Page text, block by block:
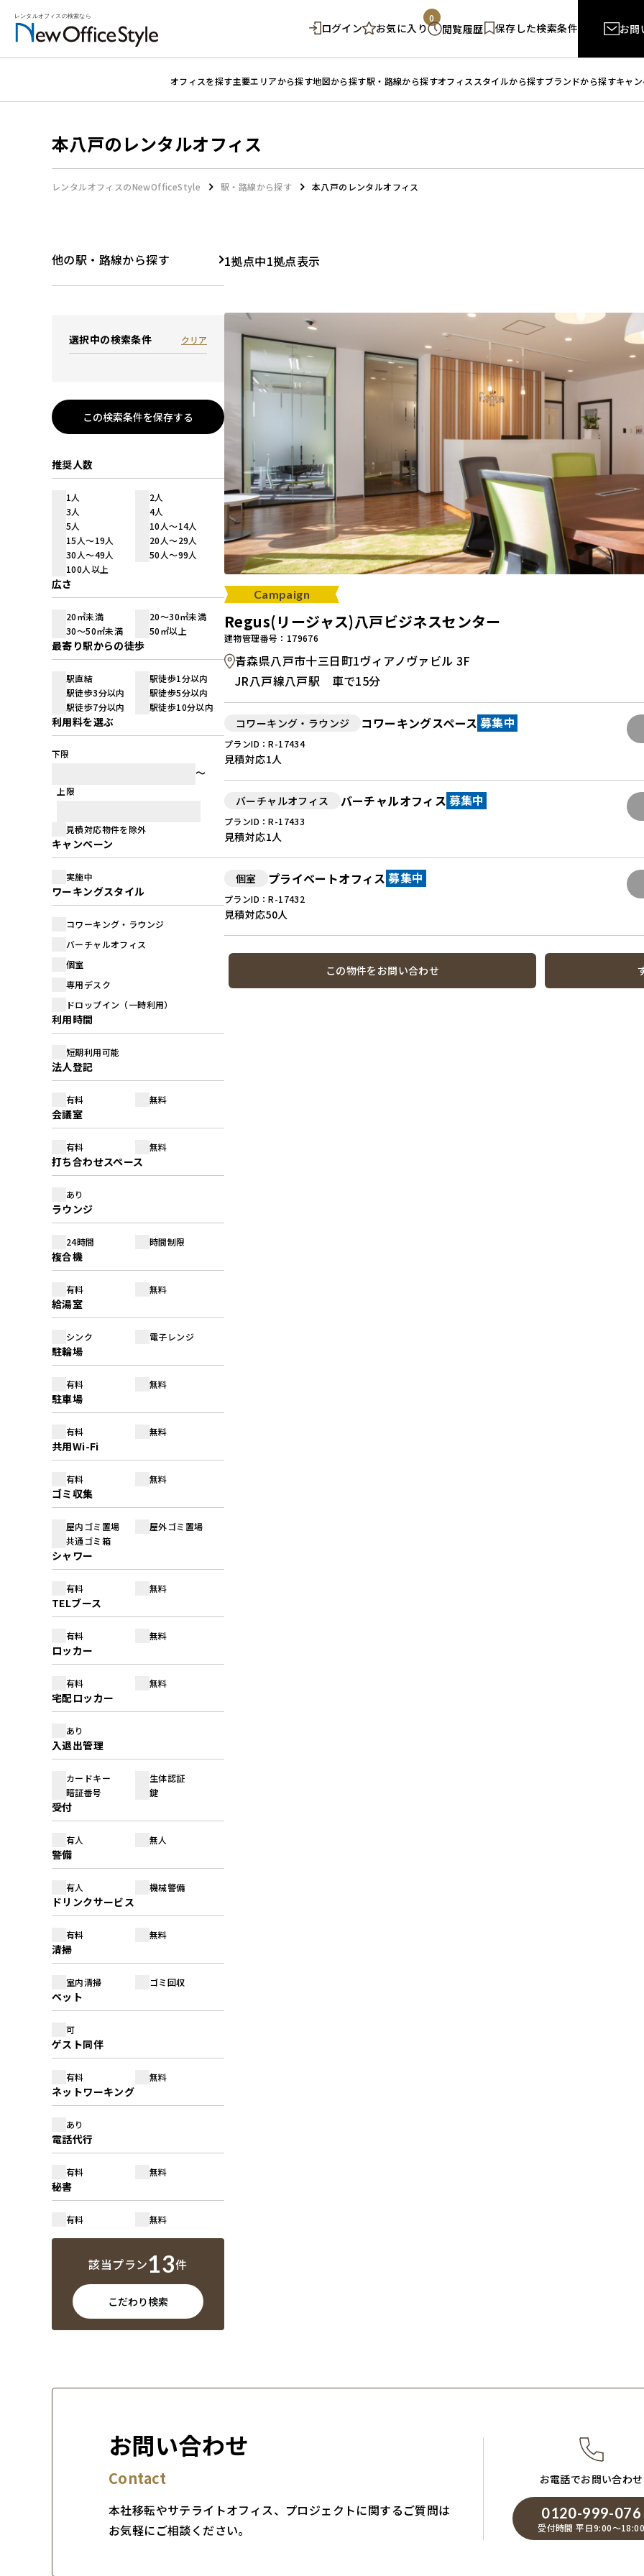
ログイン お気に入り
0
閲覧履歴 保存した検索条件 お問
オフィスを探す主要エリアから探す地図から探す駅・路線から探すオフィススタイルから探すブランドから探すキャ
本八戸のレンタルオフィス
レンタルオフィスのNewOfficeStyle 駅・路線から探す 本八戸のレンタルオフィス
他の駅・路線から探す
選択中の検索条件 クリア
この検索条件を保存する
推奨人数
1人
2人
3人
4人
5人
10人～14人
15人～19人
20人～29人
30人～49人
50人～99人
100人以上
広さ
20㎡未満
20～30㎡未満
30～50㎡未満
50㎡以上
最寄り駅からの徒歩
駅直結
駅徒歩1分以内
駅徒歩3分以内
駅徒歩5分以内
駅徒歩7分以内
駅徒歩10分以内
利用料を選ぶ
下限
上限
見積対応物件を除外
キャンペーン
実施中
ワーキングスタイル
コワーキング・ラウンジ
バーチャルオフィス
個室
専用デスク
ドロップイン（一時利用）
利用時間
短期利用可能
法人登記
有料 無料
会議室
有料 無料
打ち合わせスペース
あり
ラウンジ
24時間 時間制限
複合機
有料 無料
給湯室
シンク 電子レンジ
駐輪場
有料 無料
駐車場
有料 無料
共用Wi-Fi
有料 無料
ゴミ収集
屋内ゴミ置場
屋外ゴミ置場
共通ゴミ箱
シャワー
有料 無料
TELブース
有料 無料
ロッカー
有料 無料
宅配ロッカー
あり
入退出管理
カードキー
生体認証
暗証番号
鍵
受付
有人 無人
警備
有人 機械警備
ドリンクサービス
有料 無料
清掃
室内清掃 ゴミ回収
ペット
可
ゲスト同伴
有料 無料
ネットワーキング
あり
電話代行
有料 無料
秘書
有料 無料
該当プラン13件
こだわり検索
1拠点中1拠点表示
Campaign
Regus(リージャス)八戸ビジネスセンター
建物管理番号：179676
青森県八戸市十三日町1ヴィアノヴァビル 3F
JR八戸線八戸駅 車で15分
コワーキング・ラウンジ コワーキングスペース 募集中
プランID：R-17434
見積対応1人
バーチャルオフィス バーチャルオフィス 募集中
プランID：R-17433
見積対応1人
個室 プライベートオフィス 募集中
プランID：R-17432
見積対応50人
この物件をお問い合わせ
お問い合わせ
Contact
本社移転やサテライトオフィス、プロジェクトに関するご質問は
お気軽にご相談ください。
お電話でお問い合わせ
0120-999-076
受付時間 平日9:00～18:00